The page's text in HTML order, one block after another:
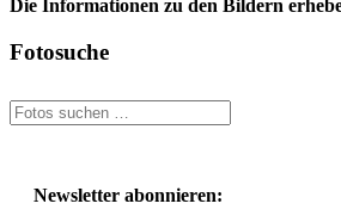
Die Informationen zu den Bildern
Fotosuche
Newsletter abonnieren: